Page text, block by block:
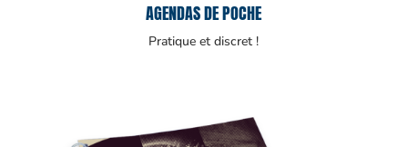
AGENDAS DE POCHE
Pratique et discret !